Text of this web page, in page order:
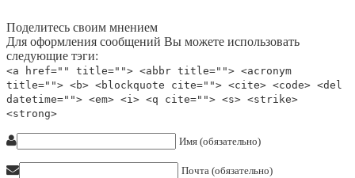
Поделитесь своим мнением
Для оформления сообщений Вы можете использовать
следующие тэги:
<a href="" title=""> <abbr title=""> <acronym
title=""> <b> <blockquote cite=""> <cite> <code> <del
datetime=""> <em> <i> <q cite=""> <s> <strike>
<strong>
Имя (обязательно)
Почта (обязательно)